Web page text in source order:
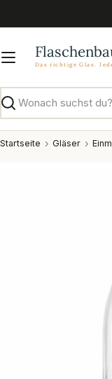
Inhalt
Suchen
Startseite Gläser